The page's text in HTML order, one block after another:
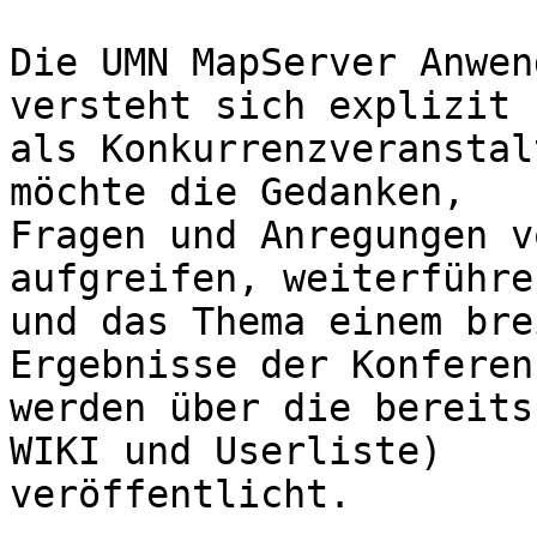
Die UMN MapServer
versteht sich explizit
als
möchte die Gedanken,
Fragen und
aufgreifen,
und das Thema einem
Ergebnisse der
werden über die
WIKI und Userliste)
veröffentlicht.